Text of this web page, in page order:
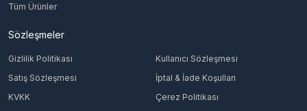
Tüm Ürünler
Sözleşmeler
Gizlilik Politikası
Kullanıcı Sözleşmesi
Satış Sözleşmesi
İptal & İade Koşulları
KVKK
Çerez Politikası